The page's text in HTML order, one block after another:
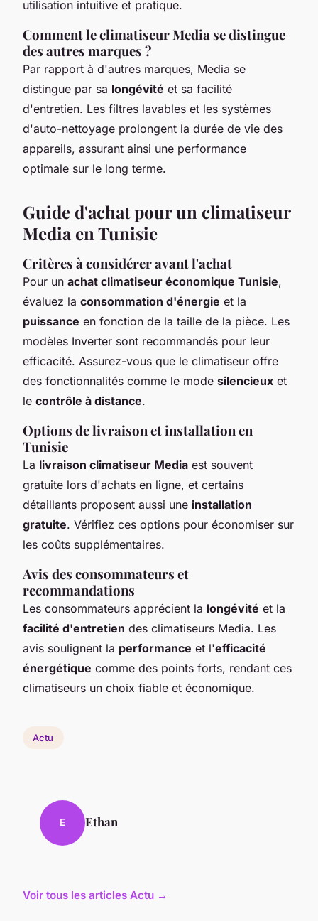
utilisation intuitive et pratique.
Comment le climatiseur Media se distingue
des autres marques ?
Par rapport à d'autres marques, Media se
distingue par sa longévité et sa facilité
d'entretien. Les filtres lavables et les systèmes
d'auto-nettoyage prolongent la durée de vie des
appareils, assurant ainsi une performance
optimale sur le long terme.
Guide d'achat pour un climatiseur
Media en Tunisie
Critères à considérer avant l'achat
Pour un achat climatiseur économique Tunisie,
évaluez la consommation d'énergie et la
puissance en fonction de la taille de la pièce. Les
modèles Inverter sont recommandés pour leur
efficacité. Assurez-vous que le climatiseur offre
des fonctionnalités comme le mode silencieux et
le contrôle à distance.
Options de livraison et installation en
Tunisie
La livraison climatiseur Media est souvent
gratuite lors d'achats en ligne, et certains
détaillants proposent aussi une installation
gratuite. Vérifiez ces options pour économiser sur
les coûts supplémentaires.
Avis des consommateurs et
recommandations
Les consommateurs apprécient la longévité et la
facilité d'entretien des climatiseurs Media. Les
avis soulignent la performance et l'efficacité
énergétique comme des points forts, rendant ces
climatiseurs un choix fiable et économique.
Actu
E Ethan
Voir tous les articles Actu →